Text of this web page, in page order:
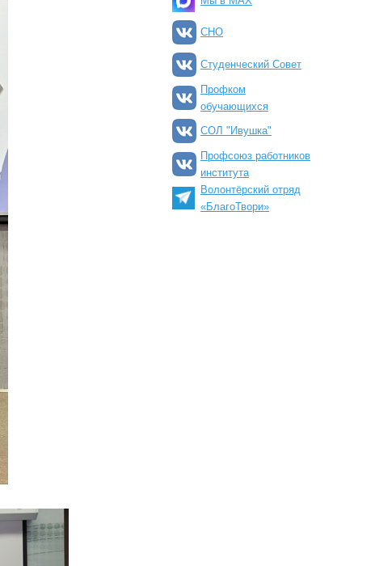
СНО
Студенческий Совет
Профком
обучающихся
СОЛ "Ивушка"
Профсоюз работников
института
Волонтёрский отряд
«БлагоТвори»